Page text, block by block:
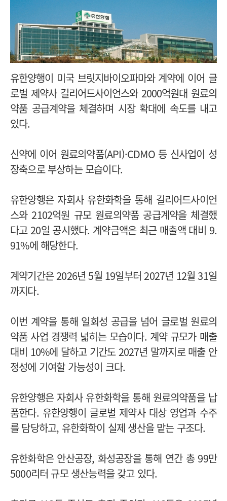
유한양행이 미국 브릿지바이오파마와 계약에 이어 글
로벌 제약사 길리어드사이언스와 2000억원대 원료의
약품 공급계약을 체결하며 시장 확대에 속도를 내고
있다.
신약에 이어 원료의약품(API)·CDMO 등 신사업이 성
장축으로 부상하는 모습이다.
유한양행은 자회사 유한화학을 통해 길리어드사이언
스와 2102억원 규모 원료의약품 공급계약을 체결했
다고 20일 공시했다. 계약금액은 최근 매출액 대비 9.
91%에 해당한다.
계약기간은 2026년 5월 19일부터 2027년 12월 31일
까지다.
이번 계약을 통해 일회성 공급을 넘어 글로벌 원료의
약품 사업 경쟁력 넓히는 모습이다. 계약 규모가 매출
대비 10%에 달하고 기간도 2027년 말까지로 매출 안
정성에 기여할 가능성이 크다.
유한양행은 자회사 유한화학을 통해 원료의약품을 납
품한다. 유한양행이 글로벌 제약사 대상 영업과 수주
를 담당하고, 유한화학이 실제 생산을 맡는 구조다.
유한화학은 안산공장, 화성공장을 통해 연간 총 99만
5000리터 규모 생산능력을 갖고 있다.